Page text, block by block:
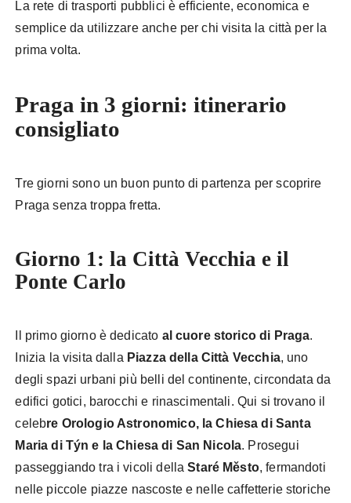
La rete di trasporti pubblici è efficiente, economica e
semplice da utilizzare anche per chi visita la città per la
prima volta.
Praga in 3 giorni: itinerario
consigliato
Tre giorni sono un buon punto di partenza per scoprire
Praga senza troppa fretta.
Giorno 1: la Città Vecchia e il
Ponte Carlo
Il primo giorno è dedicato al cuore storico di Praga.
Inizia la visita dalla Piazza della Città Vecchia, uno
degli spazi urbani più belli del continente, circondata da
edifici gotici, barocchi e rinascimentali. Qui si trovano il
celebre Orologio Astronomico, la Chiesa di Santa
Maria di Týn e la Chiesa di San Nicola. Prosegui
passeggiando tra i vicoli dellaStaré Město, fermandoti
nelle piccole piazze nascoste e nelle caffetterie storiche